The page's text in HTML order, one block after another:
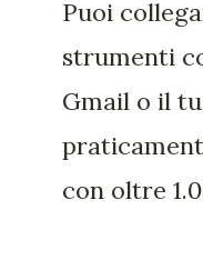
Puoi
strumenti
Gmail o il
con oltre